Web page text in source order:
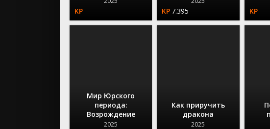
7.395
Мир Юрского
периода:
Возрождение
2025
Как приручить
дракона
2025